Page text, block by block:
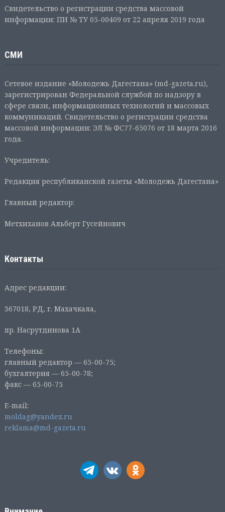
Свидетельство о регистрации средства массовой
информации: ПИ № ТУ 05-00409 от 22 апреля 2019 года
СМИ
Сетевое издание «Молодежь Дагестана» (md-gazeta.ru),
зарегистрирован Федеральной службой по надзору в
сфере связи, информационных технологий и массовых
коммуникаций. Свидетельство о регистрации средства
массовой информации: ЭЛ № ФС77-65076 от 18 марта 2016
года.
Учредитель:
Редакция республиканской газеты «Молодежь Дагестана»
Главный редактор:
Метхиханов Альберт Гусейнович
Контакты
Адрес редакции:
367018, РД, г. Махачкала,
пр. Насрутдинова 1А
Телефоны:
главный редактор — 65-00-75;
бухгалтерия — 65-00-78;
факс — 65-00-75
E-mail:
moldag@yandex.ru
reklama@md-gazeta.ru